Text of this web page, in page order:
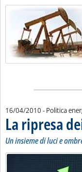
16/04/2010 - Politica
La ripresa
Un insieme di luci e